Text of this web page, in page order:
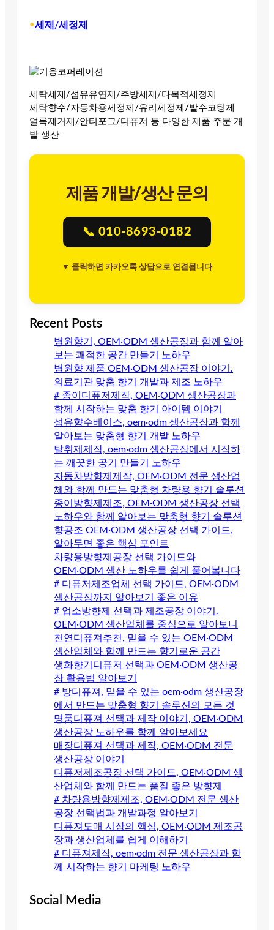
•세제/세정제
세탁세제/섬유유연제/주방세제/다목적세정제
세탁향수/자동차용세정제/유리세정제/발수코팅제
얼룩제거제/안티포그/디퓨저 등 다양한 제품 주문 개
발 생산
제품 개발/생산 문의
📞 010-8693-0182
▼ 클릭하면 카카오톡 상담으로 연결됩니다
Recent Posts
병원향기, OEM·ODM 생산공장과 함께 알아
보는 쾌적한 공간 만들기 노하우
병원향 제품 OEM·ODM 생산공장 이야기.
의료기관 맞춤 향기 개발과 제조 노하우
# 종이디퓨저제작, OEM·ODM 생산공장과
함께 시작하는 맞춤 향기 아이템 이야기
섬유향수베이스, oem·odm 생산공장과 함께
알아보는 맞춤형 향기 개발 노하우
탈취제제작, oem·odm 생산공장에서 시작하
는 깨끗한 공기 만들기 노하우
자동차방향제제작, OEM·ODM 전문 생산업
체와 함께 만드는 맞춤형 차량용 향기 솔루션
종이방향제제조, OEM·ODM 생산공장 선택
노하우와 함께 알아보는 맞춤형 향기 솔루션
향공조 OEM·ODM 생산공장 선택 가이드,
알아두면 좋은 핵심 포인트
차량용방향제공장 선택 가이드와
OEM·ODM 생산 노하우를 쉽게 풀어봅니다
# 디퓨저제조업체 선택 가이드, OEM·ODM
생산공장까지 알아보기 좋은 이유
# 업소방향제 선택과 제조공장 이야기.
OEM·ODM 생산업체를 중심으로 알아보니
천연디퓨져추천, 믿을 수 있는 OEM·ODM
생산업체와 함께 만드는 향기로운 공간
생화향기디퓨저 선택과 OEM·ODM 생산공
장 활용법 알아보기
# 방디퓨져, 믿을 수 있는 oem·odm 생산공장
에서 만드는 맞춤형 향기 솔루션의 모든 것
명품디퓨져 선택과 제작 이야기, OEM·ODM
생산공장 노하우를 함께 알아보세요
매장디퓨져 선택과 제작, OEM·ODM 전문
생산공장 이야기
디퓨저제조공장 선택 가이드, OEM·ODM 생
산업체와 함께 만드는 품질 좋은 방향제
# 차량용방향제제조, OEM·ODM 전문 생산
공장 선택법과 개발과정 알아보기
디퓨져도매 시장의 핵심, OEM·ODM 제조공
장과 생산업체를 쉽게 이해하기
# 디퓨져제작, oem·odm 전문 생산공장과 함
께 시작하는 향기 마케팅 노하우
Social Media